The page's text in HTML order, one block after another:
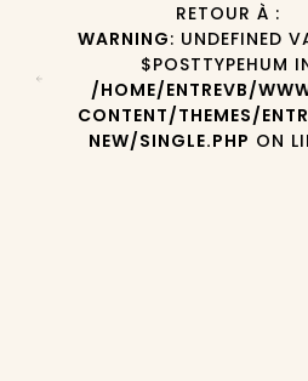
RETOUR À :
WARNING: UNDEFINED
$POSTTYPEHUM
/HOME/ENTREVB/
CONTENT/THEMES/
NEW/SINGLE.PHP ON